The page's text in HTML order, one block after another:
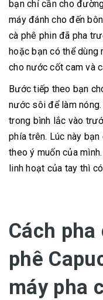
bạn chỉ cần cho
máy đánh cho đến
cà phê phin đã pha
hoặc bạn có thể dùng
cho nước cốt cam và
Bước tiếp theo bạn
nước sôi để làm
trong bình lắc vào
phía trên. Lúc này
theo ý muốn của
linh hoạt của tay thì
Cách pha
phê
máy pha